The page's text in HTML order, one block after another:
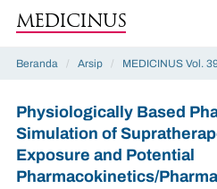
MEDICINUS
Beranda / Arsip / MEDICINUS Vol.
Physiologically Based
Simulation of
Exposure and Potential
Pharmacokinetics/